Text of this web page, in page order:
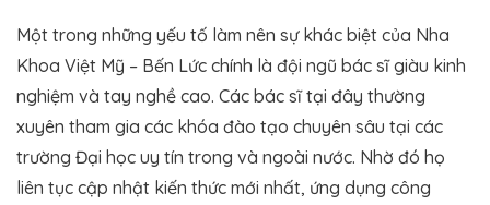
Một trong những yếu tố làm nên sự khác biệt của Nha
Khoa Việt Mỹ – Bến Lức chính là đội ngũ bác sĩ giàu kinh
nghiệm và tay nghề cao. Các bác sĩ tại đây thường
xuyên tham gia các khóa đào tạo chuyên sâu tại các
trường Đại học uy tín trong và ngoài nước. Nhờ đó họ
liên tục cập nhật kiến thức mới nhất, ứng dụng công